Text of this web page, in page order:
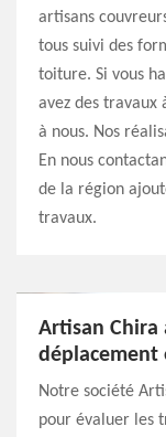
artisans
tous suivi des
toiture. Si vous
avez des travaux
à nous. Nos
En nous
de la région
travaux.
Artisan Chira
déplacement
Notre société
pour évaluer les